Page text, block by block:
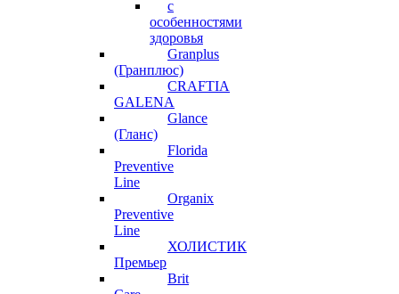
с
особенностями
здоровья
Granplus
(Гранплюс)
CRAFTIA
GALENA
Glance
(Гланс)
Florida
Preventive
Line
Organix
Preventive
Line
ХОЛИСТИК
Премьер
Brit